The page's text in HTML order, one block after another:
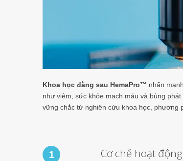
Khoa học đằng sau HemaPro™ nhấn
như viêm, sức khỏe mạch máu và bùng
vững chắc từ nghiên cứu khoa học, phương
1 Cơ chế hoạt